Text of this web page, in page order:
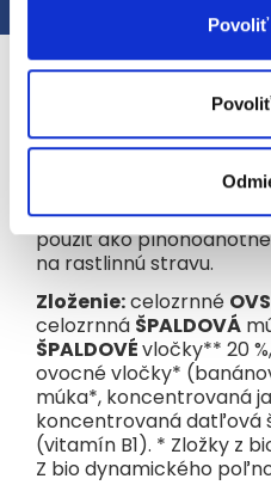
Chutná ovocná
osobitné výživové účely
mesiaca. Veľmi jemné
zmäknú a ľahko sa
s cereáliami a ovocnými
použiť ako
na rastlinnú stravu.
Zloženie:celozrnné
celozrnná ŠPALDOVÁ
ŠPALDOVÉvločky** 20
ovocné vločky*
múka*, koncentrovaná
koncentrovaná datľová
(vitamín B1). * Zložky z
Z bio dynamického